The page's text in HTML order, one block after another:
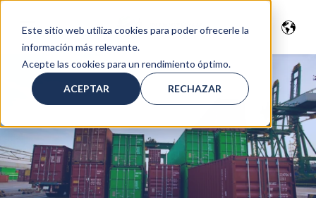
Este sitio web utiliza cookies para poder ofrecerle la
información más relevante.
Acepte las cookies para un rendimiento óptimo.
ACEPTAR RECHAZAR